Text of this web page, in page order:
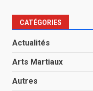
CATÉGORIES
Actualités
Arts Martiaux
Autres